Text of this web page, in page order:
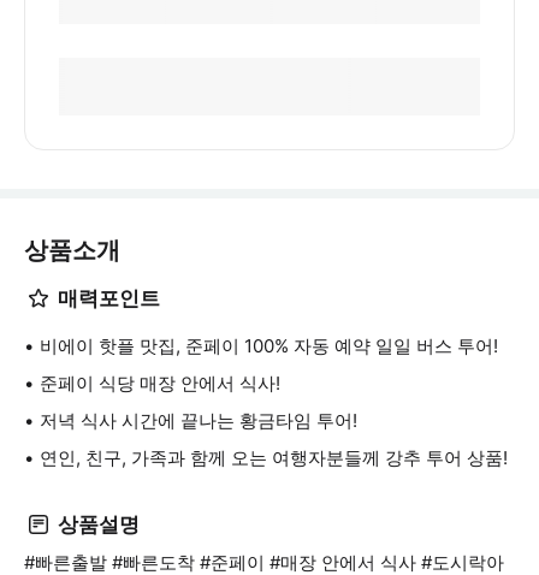
상품소개
매력포인트
비에이 핫플 맛집, 준페이 100% 자동 예약 일일 버스 투어!
준페이 식당 매장 안에서 식사!
저녁 식사 시간에 끝나는 황금타임 투어!
연인, 친구, 가족과 함께 오는 여행자분들께 강추 투어 상품!
상품설명
#빠른출발 #빠른도착 #준페이 #매장 안에서 식사 #도시락아